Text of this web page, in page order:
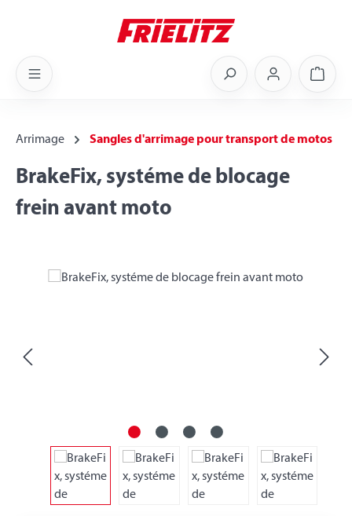
Arrimage Sangles d'arrimage pour transport de motos
BrakeFix, systéme de blocage
frein avant moto
Skip image gallery